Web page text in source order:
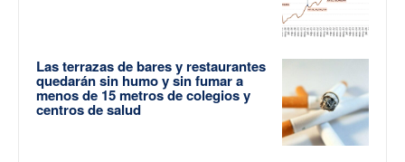
Las terrazas de bares y restaurantes
quedarán sin humo y sin fumar a
menos de 15 metros de colegios y
centros de salud